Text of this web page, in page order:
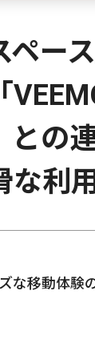
ペー
の
な利
な移動体験